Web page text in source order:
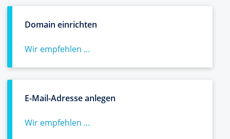
Domain einrichten
Wir empfehlen ...
E-Mail-Adresse anlegen
Wir empfehlen ...